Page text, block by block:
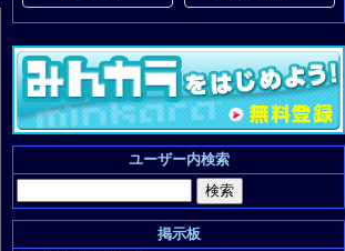
ユーザー内検索
掲示板